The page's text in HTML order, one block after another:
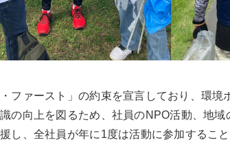
ファースト」の約束を宣言しており、環境
の向上を図るため、社員のNPO活動、地
し、全社員が年に1度は活動に参加するこ